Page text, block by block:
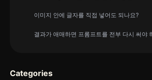
이미지 안에 글자를 직접 넣어도 되나요?
결과가 애매하면 프롬프트를 전부 다시 써야
Categories